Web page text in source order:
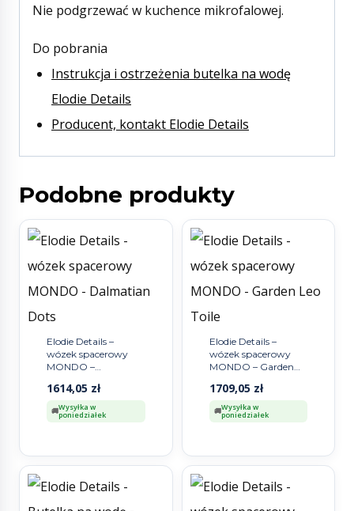
Nie podgrzewać w kuchence mikrofalowej.
Do pobrania
Instrukcja i ostrzeżenia butelka na wodę
Elodie Details
Producent, kontakt Elodie Details
Podobne produkty
Elodie Details –
wózek spacerowy
MONDO –
1614,05 zł
Wysyłka w
poniedziałek
Elodie Details –
wózek spacerowy
MONDO – Garden
1709,05 zł
Wysyłka w
poniedziałek